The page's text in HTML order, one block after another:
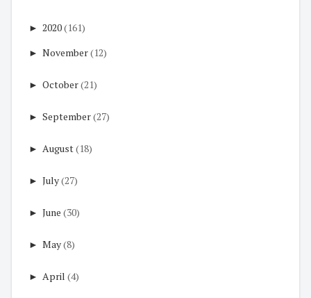
► 2020(161)
► November(12)
► October(21)
► September(27)
► August(18)
► July(27)
► June (30)
► May(8)
► April (4)